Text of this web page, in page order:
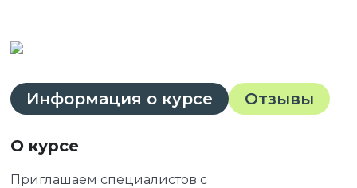
Информация о курсе Отзывы
О курсе
Приглашаем специалистов с